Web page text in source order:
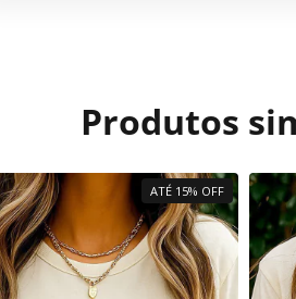
Produtos
ATÉ 15% OFF